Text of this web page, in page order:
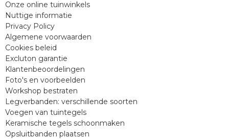
Onze online tuinwinkels
Nuttige informatie
Privacy Policy
Algemene voorwaarden
Cookies beleid
Excluton garantie
Klantenbeoordelingen
Foto's en voorbeelden
Workshop bestraten
Legverbanden: verschillende soorten
Voegen van tuintegels
Keramische tegels schoonmaken
Opsluitbanden plaatsen